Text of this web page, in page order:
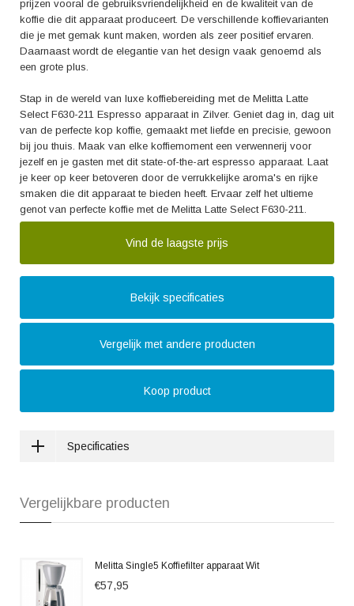
prijzen vooral de gebruiksvriendelijkheid en de kwaliteit van de
koffie die dit apparaat produceert. De verschillende koffievarianten
die je met gemak kunt maken, worden als zeer positief ervaren.
Daarnaast wordt de elegantie van het design vaak genoemd als
een grote plus.
Stap in de wereld van luxe koffiebereiding met de Melitta Latte
Select F630-211 Espresso apparaat in Zilver. Geniet dag in, dag uit
van de perfecte kop koffie, gemaakt met liefde en precisie, gewoon
bij jou thuis. Maak van elke koffiemoment een verwennerij voor
jezelf en je gasten met dit state-of-the-art espresso apparaat. Laat
je keer op keer betoveren door de verrukkelijke aroma's en rijke
smaken die dit apparaat te bieden heeft. Ervaar zelf het ultieme
genot van perfecte koffie met de Melitta Latte Select F630-211.
Vind de laagste prijs
Bekijk specificaties
Vergelijk met andere producten
Koop product
Specificaties
Vergelijkbare producten
Melitta Single5 Koffiefilter apparaat Wit
€57,95